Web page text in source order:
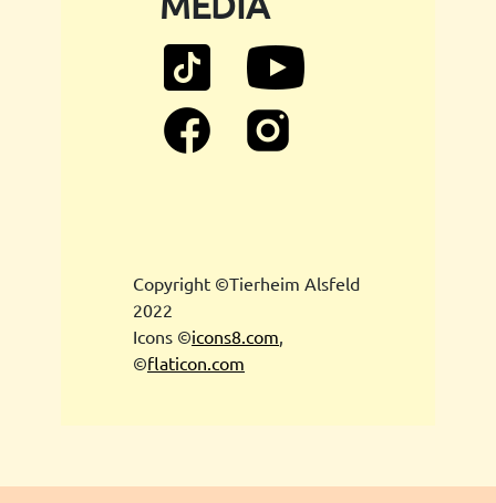
Copyright ©Tierheim Alsfeld
2022
Icons ©icons8.com
©flaticon.com